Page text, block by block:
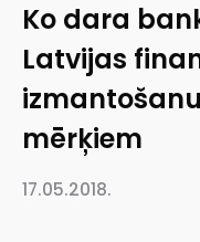
Ko dara
Latvijas
mērķiem
17.05.2018.